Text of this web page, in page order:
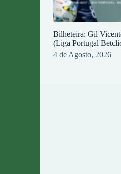
Bilheteira: Gil
(Liga Portugal
4 de Agosto, 2026